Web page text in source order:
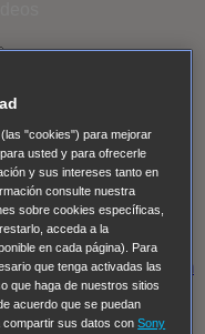
- ver todos - Padres
Salvaje
Am Dawson crece
Cinco en familia
sueño Mr Loverman
Los últimos
Street Cobra Kai
Tom
de Susan Ryeland:
Mentes Criminales:
"cookies") para mejorar
usted y para ofrecerle
y sus intereses tanto en
consulte nuestra
sobre cookies específicas,
acceda a la
en cada página). Para
que tenga activadas las
que haga de nuestros sitios
acuerdo que se puedan
compartir sus datos conSony